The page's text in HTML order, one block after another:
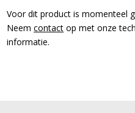
Voor dit product is momenteel
Neemcontact op met onze
informatie.